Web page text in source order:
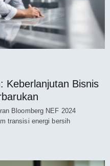
Keberlanjutan Bisnis
Bloomberg NEF 2024
transisi energi bersih